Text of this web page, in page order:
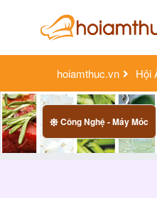
hoiamthuc.vn Hội
Công Nghệ - Máy Móc